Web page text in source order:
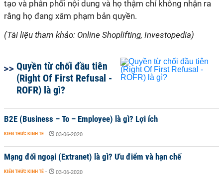
tạo và phân phối nội dung và họ thậm chí không nhận ra
rằng họ đang xâm phạm bản quyền.
(Tài liệu tham khảo: Online Shoplifting, Investopedia)
Quyền từ chối đầu tiên
(Right Of First Refusal -
ROFR) là gì?
B2E (Business – To – Employee) là gì? Lợi ích
KIẾN THỨC KINH TẾ - 03-06-2020
Mạng đối ngoại (Extranet) là gì? Ưu điểm và hạn chế
KIẾN THỨC KINH TẾ - 03-06-2020